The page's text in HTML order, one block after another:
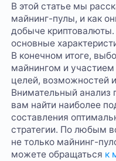
В этой статье мы
майнинг-пулы, и как
добыче
основные
В конечном итоге,
майнингом и участием
целей, возможностей
Внимательный
вам найти наиболее
составления
стратегии. По любым
не только майнинг-
можете обращаться к